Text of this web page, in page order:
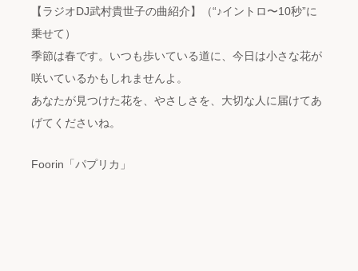
【ラジオDJ武村貴世子の曲紹介】（“♪イントロ〜10秒”に
乗せて）
季節は春です。いつも歩いている道に、今日は小さな花が
咲いているかもしれませんよ。
あなたが見つけた花を、やさしさを、大切な人に届けてあ
げてくださいね。
Foorin「パプリカ」